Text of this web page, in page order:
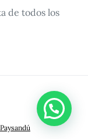
de todos los